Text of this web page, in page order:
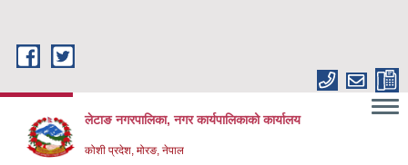
लेटाङ नगरपालिका, नगर कार्यपालिकाको कार्यालय
कोशी प्रदेश, मोरङ, नेपाल